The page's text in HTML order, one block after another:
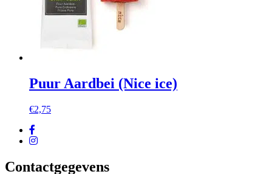
Puur Aardbei (Nice ice)
€2,75
Contactgegevens